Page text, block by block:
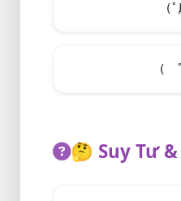
(
(
🤔 Suy Tư